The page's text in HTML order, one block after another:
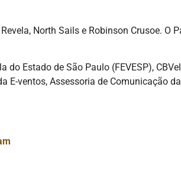
North Sails e Robinson Crusoe. O
Estado de São Paulo (FEVESP),
E-ventos, Assessoria de Comunicação